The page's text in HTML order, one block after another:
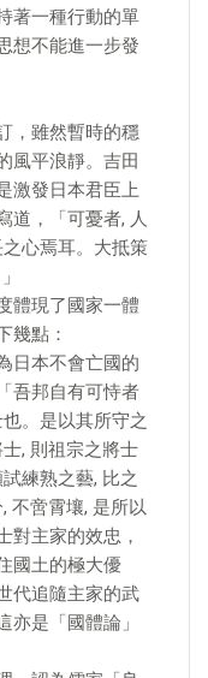
著一種行動的單
想不能進一步發
，雖然暫時的穩
風平浪靜。吉田
激發日本君臣上
道，「可憂者, 人
心焉耳。大抵策
體現了國家一體
幾點：
日本不會亡國的
吾邦自有可恃者
。是以其所守之
, 則祖宗之將士
練熟之藝, 比之
不啻霄壤, 是所以
對主家的效忠，
國土的極大優
代追隨主家的武
是「國體論」